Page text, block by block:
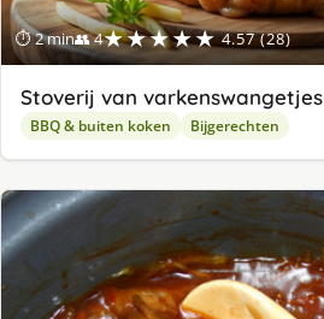
⏱ 2 min👥 4★★★★★ 4.57 (28)
Stoverij van varkenswangetjes
BBQ & buiten koken Bijgerechten